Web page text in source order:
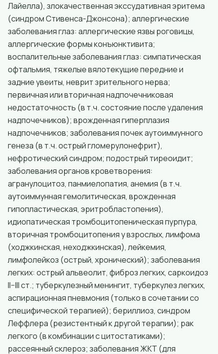
Лайелла), злокачественная экссудативная эритема
(синдром Стивенса-Джонсона); аллергические
заболевания глаз: аллергические язвы роговицы,
аллергические формы конъюнктивита;
воспалительные заболевания глаз: симпатическая
офтальмия, тяжелые вялотекущие передние и
задние увеиты, неврит зрительного нерва;
первичная или вторичная надпочечниковая
недостаточность (в т.ч. состояние после удаления
надпочечников); врожденная гиперплазия
надпочечников; заболевания почек аутоиммунного
генеза (в т.ч. острый гломерулонефрит),
нефротический синдром; подострый тиреоидит;
заболевания органов кроветворения:
агранулоцитоз, панмиелопатия, анемия (в т.ч.
аутоиммунная гемолитическая, врожденная
гипопластическая, эритробластопения),
идиопатическая тромбоцитопеническая пурпура,
вторичная тромбоцитопения у взрослых, лимфома
(ходжкинская, неходжкинская), лейкемия,
лимфолейкоз (острый, хронический); заболевания
легких: острый альвеолит, фиброз легких, саркоидоз
II–III ст.; туберкулезный менингит, туберкулез легких,
аспирационная пневмония (только в сочетании со
специфической терапией); бериллиоз, синдром
Леффлера (резистентный к другой терапии); рак
легкого (в комбинации с цитостатиками);
рассеянный склероз; заболевания ЖКТ (для